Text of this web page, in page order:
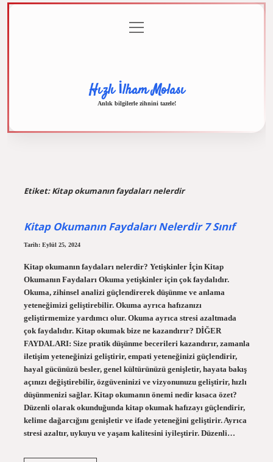
menüyü
aç
Hızlı İlham Molası
Anlık bilgilerle zihnini tazele!
Etiket:Kitap okumanın faydaları nelerdir
Kitap Okumanın Faydaları Nelerdir 7 Sınıf
Tarih: Eylül 25, 2024
Kitap okumanın faydaları nelerdir? Yetişkinler İçin Kitap
Okumanın Faydaları Okuma yetişkinler için çok faydalıdır.
Okuma, zihinsel analizi güçlendirerek düşünme ve anlama
yeteneğimizi geliştirebilir. Okuma ayrıca hafızanızı
geliştirmemize yardımcı olur. Okuma ayrıca stresi azaltmada
çok faydalıdır. Kitap okumak bize ne kazandırır? DİĞER
FAYDALARI: Size pratik düşünme becerileri kazandırır, zamanla
iletişim yeteneğinizi geliştirir, empati yeteneğinizi güçlendirir,
hayal gücünüzü besler, genel kültürünüzü genişletir, hayata bakış
açınızı değiştirebilir, özgüveninizi ve vizyonunuzu geliştirir, hızlı
düşünmenizi sağlar. Kitap okumanın önemi nedir kısaca özet?
Düzenli olarak okunduğunda kitap okumak hafızayı güçlendirir,
kelime dağarcığını genişletir ve ifade yeteneğini geliştirir. Ayrıca
stresi azaltır, uykuyu ve yaşam kalitesini iyileştirir. Düzenli…